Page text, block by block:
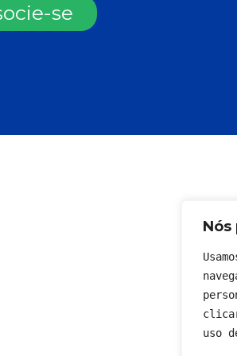
uso
se